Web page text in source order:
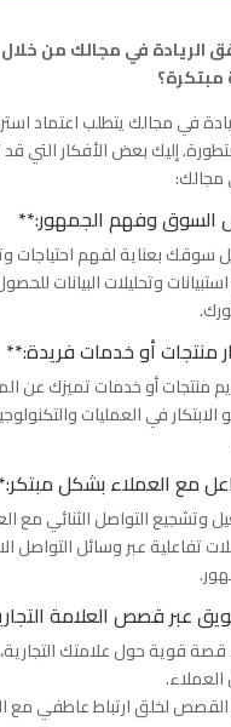
الريادة في مجالك من خلال
في مجالك يتطلب اعتماد
إليك بعض الأفكار التي
مجالك:
سوقك بعناية لفهم احتياجات
وتحليلات البيانات
منتجات أو خدمات تميزك عن
في العمليات
وتشجيع التواصل الثنائي مع
تفاعلية عبر وسائل التواصل
قصة قوية حول علامتك
لخلق ارتباط عاطفي مع